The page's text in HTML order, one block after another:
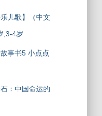
儿歌】（中文
,3-4岁
事书5 小点点
：中国命运的